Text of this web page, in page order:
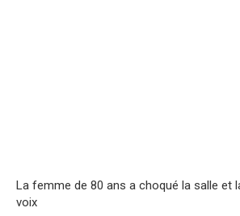
La femme de 80 ans a choqué la salle et
voix